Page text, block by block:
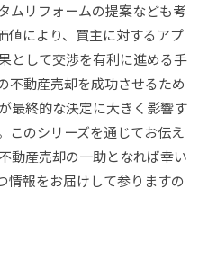
ムリフォームの提案なども考
値により、買主に対するアプ
として交渉を有利に進める手
不動産売却を成功させるため
最終的な決定に大きく影響す
このシリーズを通じてお伝え
動産売却の一助となれば幸い
情報をお届けして参りますの